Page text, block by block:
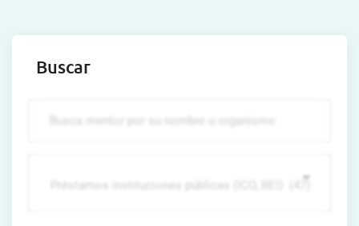
Buscar